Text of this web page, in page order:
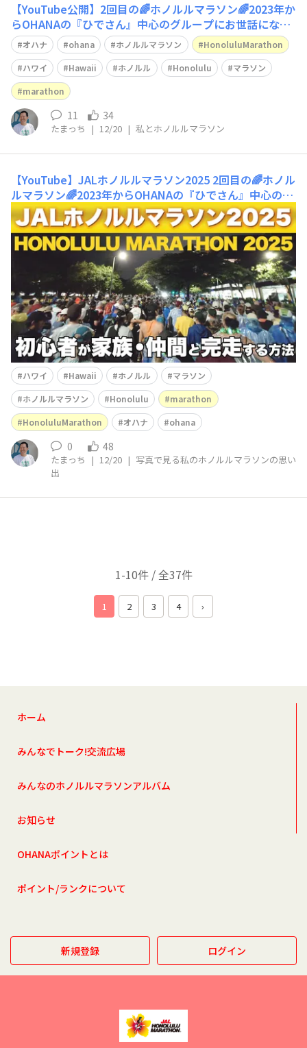
【YouTube公開】2回目の🌈ホノルルマラソン🌈2023年か
らOHANAの『ひでさん』中心のグループにお世話にな
り、2025年もさまざまな方とお会いできました♥️ その様
子をYouTubeにしました‼️ https://youtu.be/XqBSePiLg
0M このOHANAの仲間に感謝です🤙
オハナ ohana ホノルルマラソン
HonoluluMarathon
ハワイ
Hawaii ホノルル Honolulu
マラソン
marathon
11 34
たまっち | 12/20 | 私とホノルルマラソン
【YouTube】JALホノルルマラソン2025 2回目の🌈ホノル
ルマラソン🌈2023年からOHANAの『ひでさん』中心のグ
ループにお世話になり、2025年もさまざまな方とお会い
できました♥️ その様子やらをYouTubeにしました‼️http
s://youtu.be/XqBSePiLg0M このOHANAの仲間に感謝で
す🤙
ハワイ Hawaii ホノルル
マラソン
ホノルルマラソン
Honolulu
marathon
HonoluluMarathon
オハナ ohana
0 48
たまっち | 12/20 | 写真で見る私のホノルルマラソンの思い
出
1-10件 / 全37件
1 2 3 4 ›
ホーム
みんなでトーク!交流広場
みんなのホノルルマラソンアルバム
お知らせ
OHANAポイントとは
ポイント/ランクについて
新規登録 ログイン